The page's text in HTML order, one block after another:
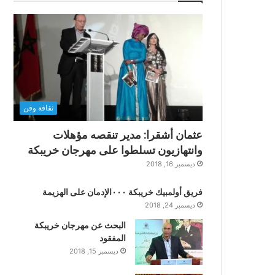
ثقافة وفن
عثمان أشقرا: مدير تنقصه مؤهلات
وانتهازيون تسلطوا على مهرجان خريبكة
ديسمبر 16, 2018
فريق أولمبيك خريبكة ٠٠٠الإدمان على الهزيمة
ديسمبر 24, 2018
البحث عن مهرجان خريبكة
المفقود
ديسمبر 15, 2018